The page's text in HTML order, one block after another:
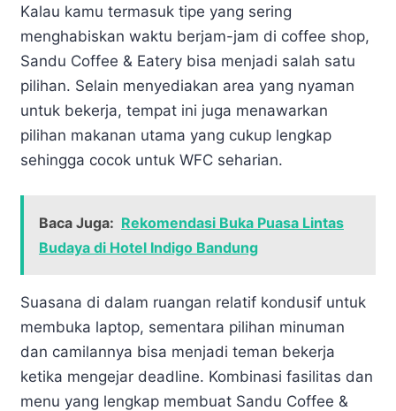
Kalau kamu termasuk tipe yang sering
menghabiskan waktu berjam-jam di coffee shop,
Sandu Coffee & Eatery bisa menjadi salah satu
pilihan. Selain menyediakan area yang nyaman
untuk bekerja, tempat ini juga menawarkan
pilihan makanan utama yang cukup lengkap
sehingga cocok untuk WFC seharian.
Baca Juga: Rekomendasi Buka Puasa Lintas
Budaya di Hotel Indigo Bandung
Suasana di dalam ruangan relatif kondusif untuk
membuka laptop, sementara pilihan minuman
dan camilannya bisa menjadi teman bekerja
ketika mengejar deadline. Kombinasi fasilitas dan
menu yang lengkap membuat Sandu Coffee &